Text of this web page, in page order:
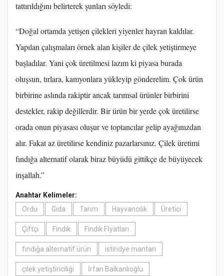
tattırıldığını belirterek şunları söyledi:
“Doğal ortamda yetişen çilekleri yiyenler hayran kaldılar.
Yapılan çalışmaları örnek alan kişiler de çilek yetiştirmeye
başladılar. Yani çok üretilmesi lazım ki piyasa burada
oluşsun, tırlara, kamyonlara yükleyip gönderelim. Çok ürün
birbirine aslında rakiptir ancak tarımsal ürünler birbirini
destekler, rakip değillerdir. Bir ürün bir yerde çok üretilirse
orada onun piyasası oluşur ve toptancılar gelip ayağınızdan
alır. Fakat az üretilirse kendiniz pazarlarsınız. Çilek üretimi
fındığa alternatif olarak biraz büyüdü gittikçe de büyüyecek
inşallah.”
Anahtar Kelimeler:
Ordu
Gıda Tarım Hayvancılık Üretici
Çiftçi Fındık Fındık Fİyatları
fındığa alternatif ürün istiridye mantarı
çilek yetiştiriciliği İrfan Balkanlıoğlu